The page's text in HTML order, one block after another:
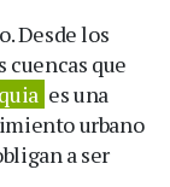
Desde los
cuencas que
es una
urbano
a ser